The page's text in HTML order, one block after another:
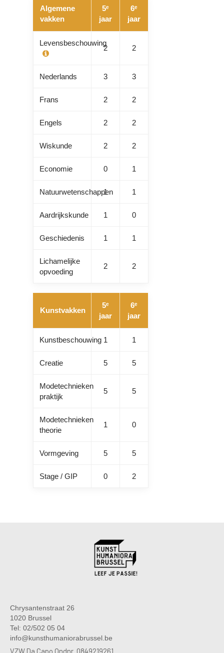
Algemene
vakken
5ᵉ
jaar
6ᵉ
jaar
Levensbeschouwing
2 2
Nederlands 3 3
Frans 2 2
Engels 2 2
Wiskunde 2 2
Economie 0 1
Natuurwetenschappen
1 1
Aardrijkskunde 1 0
Geschiedenis 1 1
Lichamelijke
opvoeding
2 2
Kunstvakken
5ᵉ
jaar
6ᵉ
jaar
Kunstbeschouwing 1 1
Creatie 5 5
Modetechnieken
praktijk
5 5
Modetechnieken
theorie
1 0
Vormgeving 5 5
Stage / GIP 0 2
Chrysantenstraat 26
1020 Brussel
Tel: 02/502 05 04
info@kunsthumaniorabrussel.be